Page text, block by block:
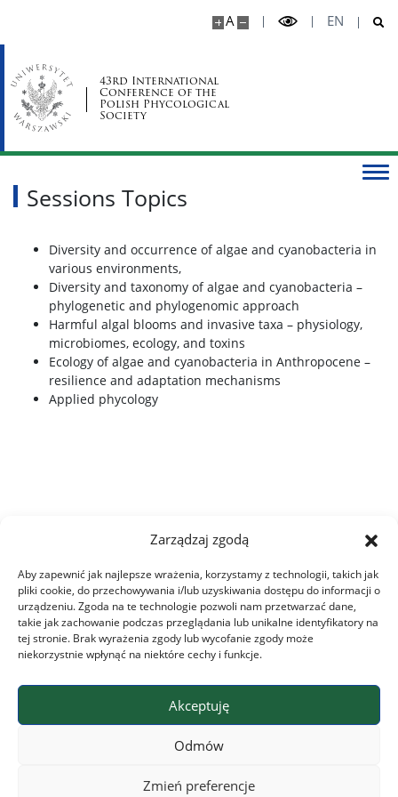
Zarządzaj zgodą
Aby zapewnić jak najlepsze wrażenia, korzystamy z technologii, takich jak
pliki cookie, do przechowywania i/lub uzyskiwania dostępu do informacji o
urządzeniu. Zgoda na te technologie pozwoli nam przetwarzać dane,
takie jak zachowanie podczas przeglądania lub unikalne identyfikatory na
tej stronie. Brak wyrażenia zgody lub wycofanie zgody może
niekorzystnie wpłynąć na niektóre cechy i funkcje.
Akceptuję
Odmów
Zmień preferencje
A EN
43rd International
Conference of the
Polish Phycological
Society
Partners and sponsors
Contact
Sessions Topics
Diversity and occurrence of algae and cyanobacteria in
various environments,
Diversity and taxonomy of algae and cyanobacteria –
phylogenetic and phylogenomic approach
Harmful algal blooms and invasive taxa – physiology,
microbiomes, ecology, and toxins
Ecology of algae and cyanobacteria in Anthropocene –
resilience and adaptation mechanisms
Applied phycology
Leaflet|